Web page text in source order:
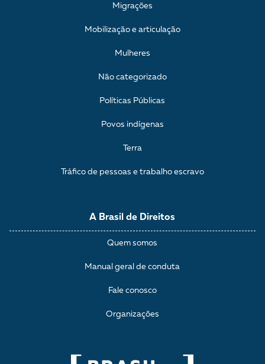
A Brasil de Direitos
Quem somos
Manual geral de conduta
Fale conosco
Organizações
Migrações
Mobilização e articulação
Mulheres
Não categorizado
Políticas Públicas
Povos indígenas
Terra
Tráfico de pessoas e trabalho escravo